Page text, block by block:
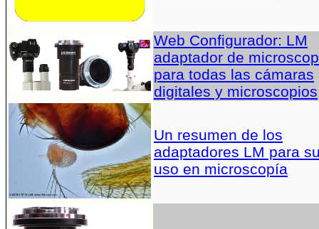
Web Configurador: LM
adaptador de
para todas las cámaras
digitales y microscopios
Un resumen de los
adaptadores LM para
uso en microscopía